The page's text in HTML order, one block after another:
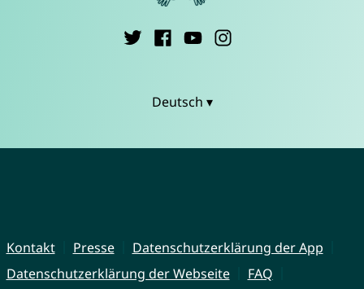
Deutsch ▾
Kontakt Presse
Datenschutzerklärung der App
Datenschutzerklärung der Webseite
FAQ